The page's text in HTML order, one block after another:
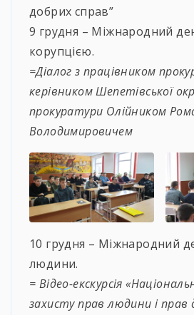
добрих справ”
9 грудня – Міжнародний
корупцією.
=Діалог з працівником
керівником Шепетівської
прокуратури Олійником
Володимировичем
10 грудня – Міжнародний
людини.
= Відео-екскурсія
захисту прав людини і